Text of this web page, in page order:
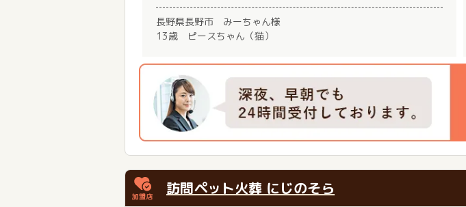
長野県長野市 みーちゃん様
13歳 ピースちゃん（猫）
訪問ペット火葬 にじのそら